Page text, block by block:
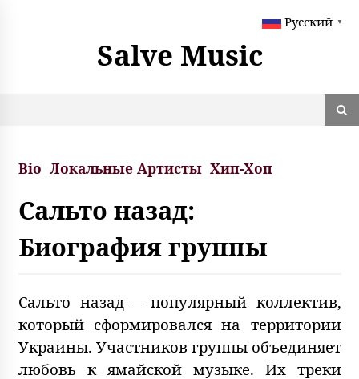
Salve Music
Bio Локальные Артисты Хип-Хоп
Сальто назад:
Биография группы
Сальто назад – популярный коллектив,
который сформировался на территории
Украины. Участников группы объединяет
любовь к ямайской музыке. Их треки
Русский ▼